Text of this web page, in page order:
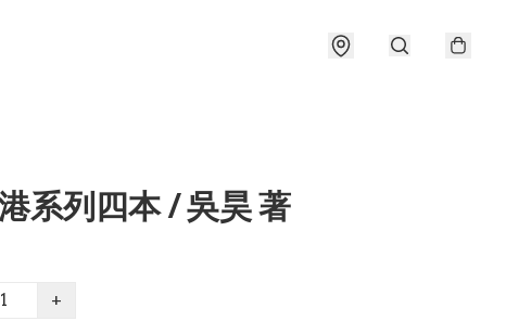
系列四本 / 吳昊 著
+